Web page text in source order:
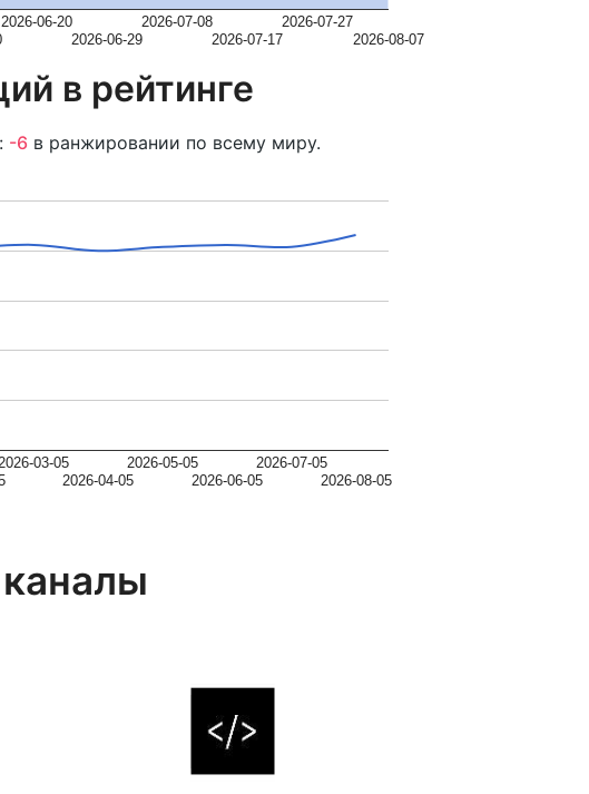
2026-06-20
2026-06-29
2026-07-08
2026-07-17
2026-07-27
2026-08-07
в рейтинге
-6в ранжировании по всему миру.
2026-03-05
2026-04-05
2026-05-05
2026-06-05
2026-07-05
2026-08-05